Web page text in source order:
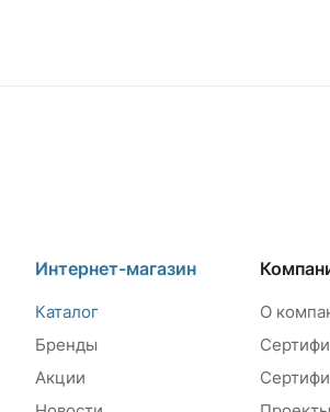
Интернет-магазин
Каталог
Бренды
Акции
О